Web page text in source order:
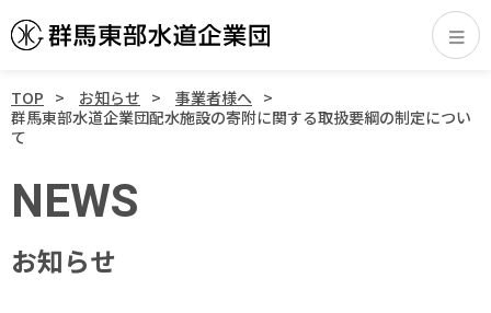
TOP お知らせ
事業者様へ
群馬東部水道企業団配水施設の寄附に関する取扱要綱の制定につい
て
NEWS
お知らせ